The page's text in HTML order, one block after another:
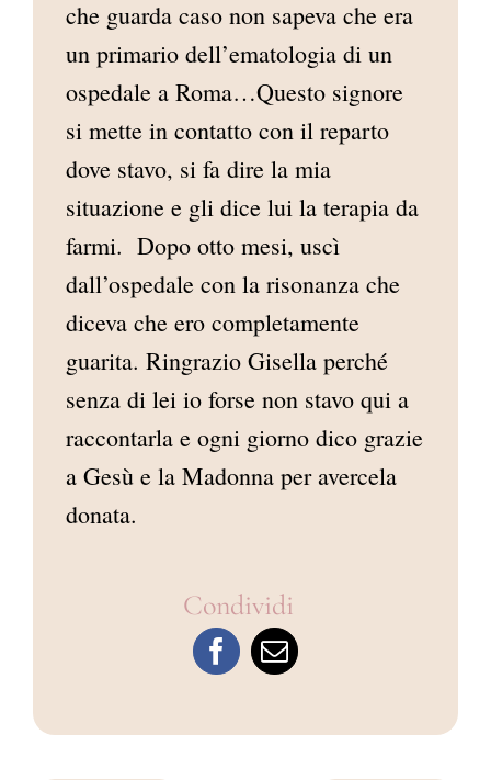
che guarda caso non sapeva che era
un primario dell’ematologia di un
ospedale a Roma…Questo signore
si mette in contatto con il reparto
dove stavo, si fa dire la mia
situazione e gli dice lui la terapia da
farmi. Dopo otto mesi, uscì
dall’ospedale con la risonanza che
diceva che ero completamente
guarita. Ringrazio Gisella perché
senza di lei io forse non stavo qui a
raccontarla e ogni giorno dico grazie
a Gesù e la Madonna per avercela
donata.
Condividi